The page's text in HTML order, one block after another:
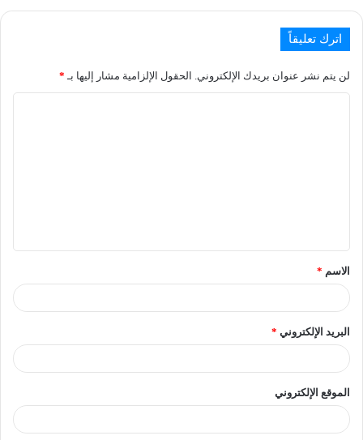
اترك تعليقاً
لن يتم نشر عنوان بريدك الإلكتروني. الحقول الإلزامية مشار إليها بـ *
الاسم *
البريد الإلكتروني *
الموقع الإلكتروني